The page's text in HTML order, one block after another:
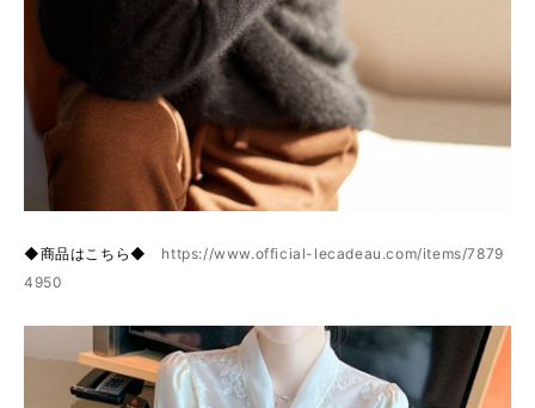
◆商品はこちら◆ https://www.official-lecadeau.com/items/7879
4950